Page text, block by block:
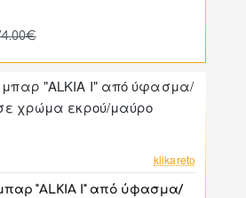
klikareto
"ALKIA I" από ύφασμα/